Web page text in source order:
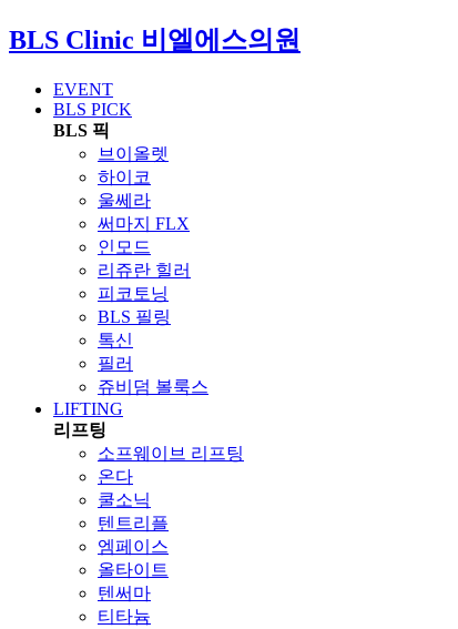
BLS Clinic 비엘에스의원
EVENT
BLS PICK
BLS 픽
브이올렛
하이코
울쎄라
써마지 FLX
인모드
리쥬란 힐러
피코토닝
BLS 필링
톡신
필러
쥬비덤 볼룩스
LIFTING
리프팅
소프웨이브 리프팅
온다
쿨소닉
텐트리플
엠페이스
올타이트
텐써마
티타늄